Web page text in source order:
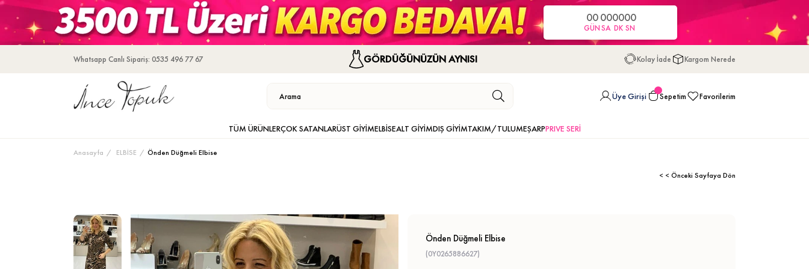
00
GÜN
00
SA
00
DK
00
SN
Whatsapp Canlı Sipariş: 0535 496 77 67 GÖRDÜĞÜNÜZÜN AYNISI Kolay İade Kargom Nerede
Üye Girişi Sepetim Favorilerim
TÜM ÜRÜNLERÇOK SATANLARÜST GİYİMELBİSEALT GİYİMDIŞ GİYİMTAKIM/TULUMEŞARPPRIVE SERİ
Anasayfa ELBİSE Önden Düğmeli Elbise
< < Önceki Sayfaya Dön
Önden Düğmeli Elbise
(0Y0265886627)